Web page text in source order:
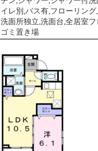
イレ別,バス有,フローリン
洗面所独立,洗面台,全居室
ゴミ置き場